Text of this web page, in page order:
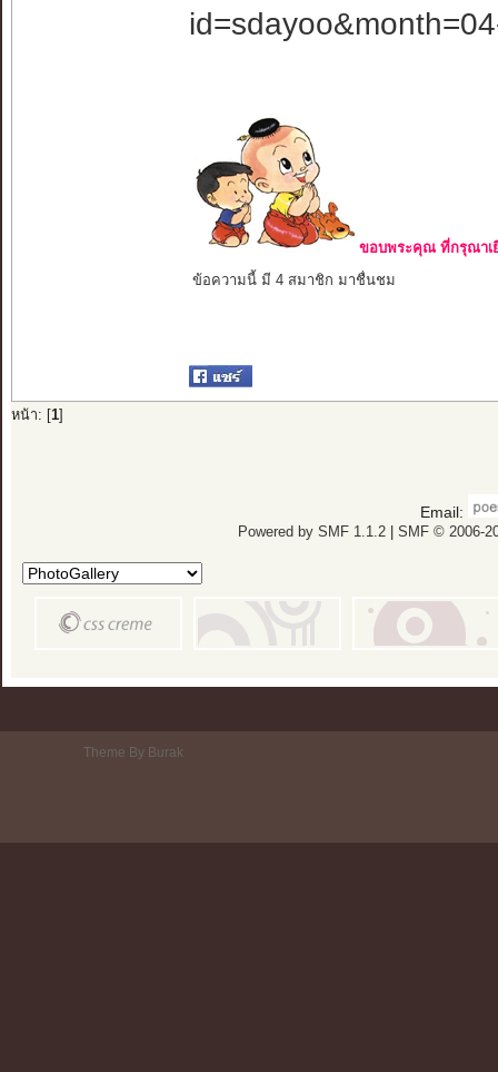
ขอบพระคุณ ที่กรุณาเ
ข้อความนี้ มี 4 สมาชิก มาชื่นชม
หน้า: [ 1]
Email:
Powered by SMF 1.1.2| SMF © 2006-
Theme By Burak